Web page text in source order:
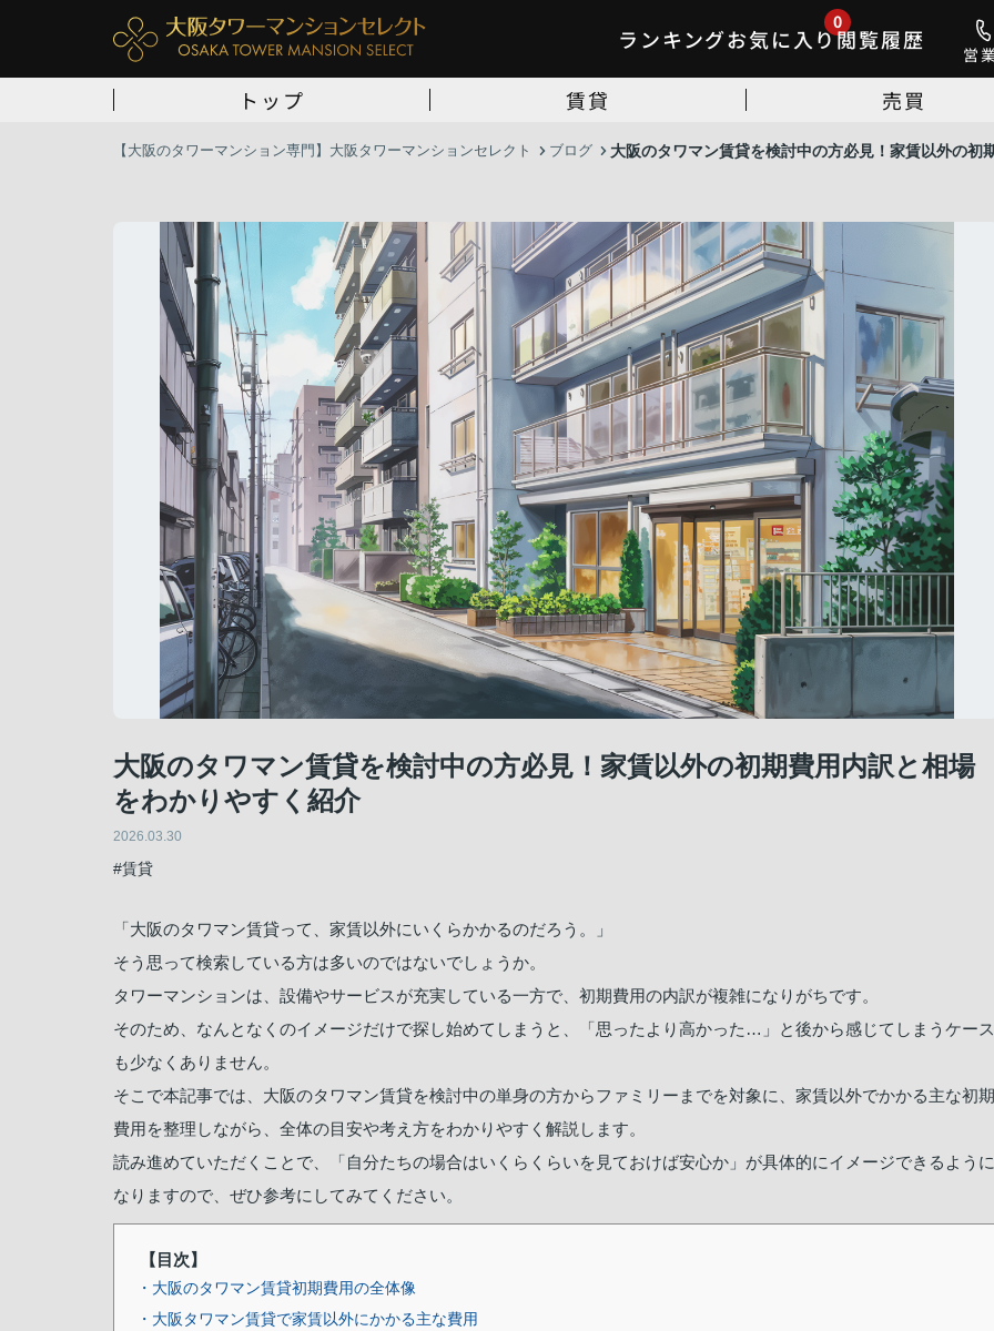
ランキングお気に入り
0
閲覧履歴
営
トップ 賃貸 売買
【大阪のタワーマンション専門】大阪タワーマンションセレクト ブログ 大阪のタワマン賃貸を検討中の方必見！家賃以外の初
大阪のタワマン賃貸を検討中の方必見！家賃以外の初期費用内訳と相場
をわかりやすく紹介
2026.03.30
#賃貸
「大阪のタワマン賃貸って、家賃以外にいくらかかるのだろう。」
そう思って検索している方は多いのではないでしょうか。
タワーマンションは、設備やサービスが充実している一方で、初期費用の内訳が複雑になりがちです。
そのため、なんとなくのイメージだけで探し始めてしまうと、「思ったより高かった…」と後から感じてしまうケース
も少なくありません。
そこで本記事では、大阪のタワマン賃貸を検討中の単身の方からファミリーまでを対象に、家賃以外でかかる主な初期
費用を整理しながら、全体の目安や考え方をわかりやすく解説します。
読み進めていただくことで、「自分たちの場合はいくらくらいを見ておけば安心か」が具体的にイメージできるように
なりますので、ぜひ参考にしてみてください。
【目次】
・大阪のタワマン賃貸初期費用の全体像
・大阪タワマン賃貸で家賃以外にかかる主な費用